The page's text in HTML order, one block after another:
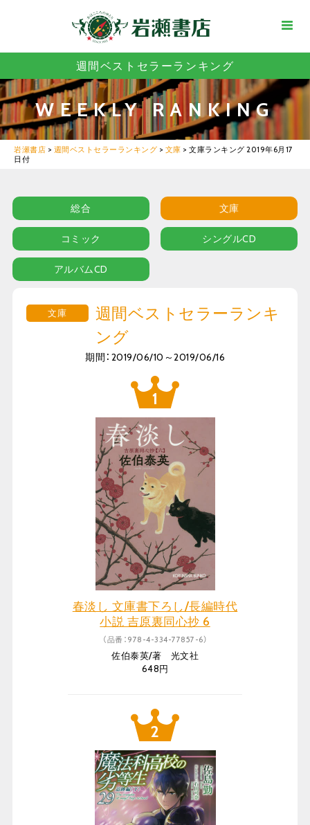
週間ベストセラーランキング
WEEKLY RANKING
岩瀬書店 > 週間ベストセラーランキング > 文庫 > 文庫ランキング 2019年6月17
日付
総合 文庫
コミック シングルCD
アルバムCD
文庫
週間ベストセラーランキ
ング
期間：2019/06/10～2019/06/16
春淡し 文庫書下ろし/長編時代
小説 吉原裏同心抄 6
（品番：978-4-334-77857-6）
佐伯泰英/著 光文社
648円